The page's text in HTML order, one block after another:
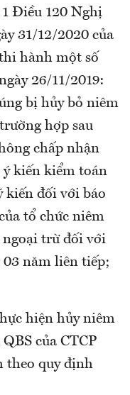
Điều 120 Nghị
31/12/2020 của
hành một số
26/11/2019:
bị hủy bỏ niêm
hợp sau
chấp nhận
kiến kiểm toán
kiến đối với báo
tổ chức niêm
ngoại trừ đối với
năm liên tiếp;
hiện hủy niêm
của CTCP
theo quy định